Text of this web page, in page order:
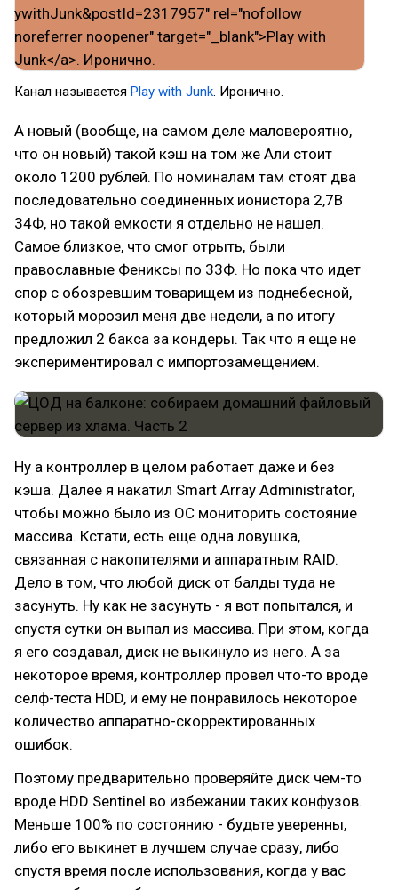
Канал называется Play with Junk. Иронично.
А новый (вообще, на самом деле маловероятно,
что он новый) такой кэш на том же Али стоит
около 1200 рублей. По номиналам там стоят два
последовательно соединенных ионистора 2,7В
34Ф, но такой емкости я отдельно не нашел.
Самое близкое, что смог отрыть, были
православные Фениксы по 33Ф. Но пока что идет
спор с обозревшим товарищем из поднебесной,
который морозил меня две недели, а по итогу
предложил 2 бакса за кондеры. Так что я еще не
экспериментировал с импортозамещением.
Ну а контроллер в целом работает даже и без
кэша. Далее я накатил Smart Array Administrator,
чтобы можно было из ОС мониторить состояние
массива. Кстати, есть еще одна ловушка,
связанная с накопителями и аппаратным RAID.
Дело в том, что любой диск от балды туда не
засунуть. Ну как не засунуть - я вот попытался, и
спустя сутки он выпал из массива. При этом, когда
я его создавал, диск не выкинуло из него. А за
некоторое время, контроллер провел что-то вроде
селф-теста HDD, и ему не понравилось некоторое
количество аппаратно-скорректированных
ошибок.
Поэтому предварительно проверяйте диск чем-то
вроде HDD Sentinel во избежании таких конфузов.
Меньше 100% по состоянию - будьте уверенны,
либо его выкинет в лучшем случае сразу, либо
спустя время после использования, когда у вас